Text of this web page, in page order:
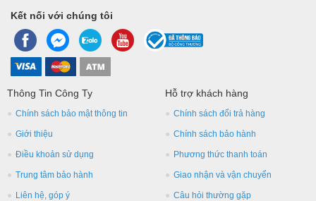
Kết nối với chúng tôi
Thông Tin Công Ty
Chính sách bảo mật thông tin
Giới thiệu
Điều khoản sử dụng
Trung tâm bảo hành
Liên hệ, góp ý
Hỗ trợ khách hàng
Chính sách đổi trả hàng
Chính sách bảo hành
Phương thức thanh toán
Giao nhận và vận chuyển
Câu hỏi thường gặp